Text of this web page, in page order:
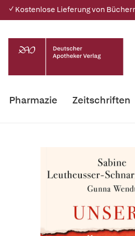
✓ Kostenlose Lieferung von
Pharmazie Zeitschriften